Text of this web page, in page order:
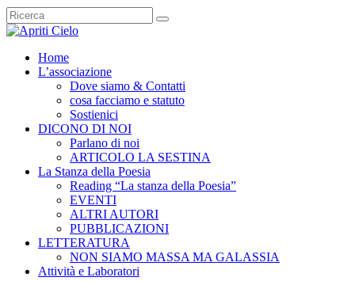
Home
L’associazione
Dove siamo & Contatti
cosa facciamo e statuto
Sostienici
DICONO DI NOI
Parlano di noi
ARTICOLO LA SESTINA
La Stanza della Poesia
Reading “La stanza della Poesia”
EVENTI
ALTRI AUTORI
PUBBLICAZIONI
LETTERATURA
NON SIAMO MASSA MA GALASSIA
Attività e Laboratori